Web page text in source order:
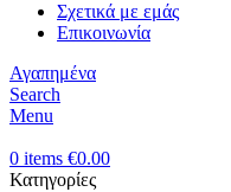
Σχετικά με εμάς
Επικοινωνία
Αγαπημένα
Search
Menu
0 items €0.00
Κατηγορίες